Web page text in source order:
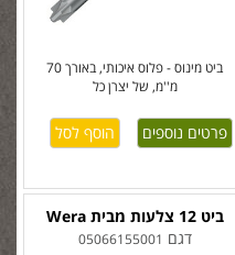
ביט מינוס - פלוס איכותי, באורך 70
מ''מ, של יצרן כל
פרטים נוספים
ביט 12 צלעות מבית Wera
דגם 05066155001